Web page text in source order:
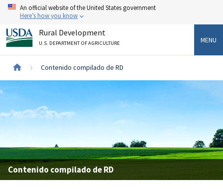
Skip
content
An official website of the United States government
Here’s how you know
Rural Development
U.S. DEPARTMENT OF AGRICULTURE MENU
Breadcrumb
Contenido compilado de RD
Contenido compilado de RD